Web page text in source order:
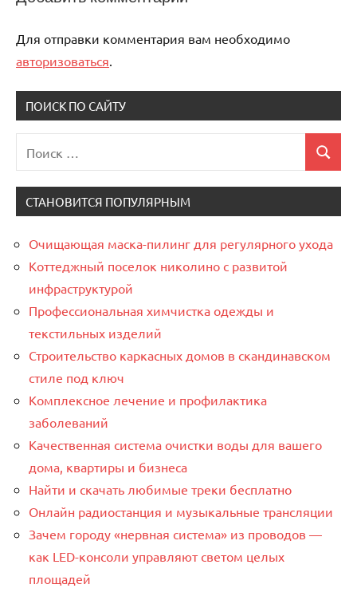
Для отправки комментария вам необходимо
авторизоваться.
ПОИСК ПО САЙТУ
для:
Поиск
СТАНОВИТСЯ ПОПУЛЯРНЫМ
Очищающая маска-пилинг для регулярного ухода
Коттеджный поселок николино с развитой
инфраструктурой
Профессиональная химчистка одежды и
текстильных изделий
Строительство каркасных домов в скандинавском
стиле под ключ
Комплексное лечение и профилактика
заболеваний
Качественная система очистки воды для вашего
дома, квартиры и бизнеса
Найти и скачать любимые треки бесплатно
Онлайн радиостанция и музыкальные трансляции
Зачем городу «нервная система» из проводов —
как LED-консоли управляют светом целых
площадей